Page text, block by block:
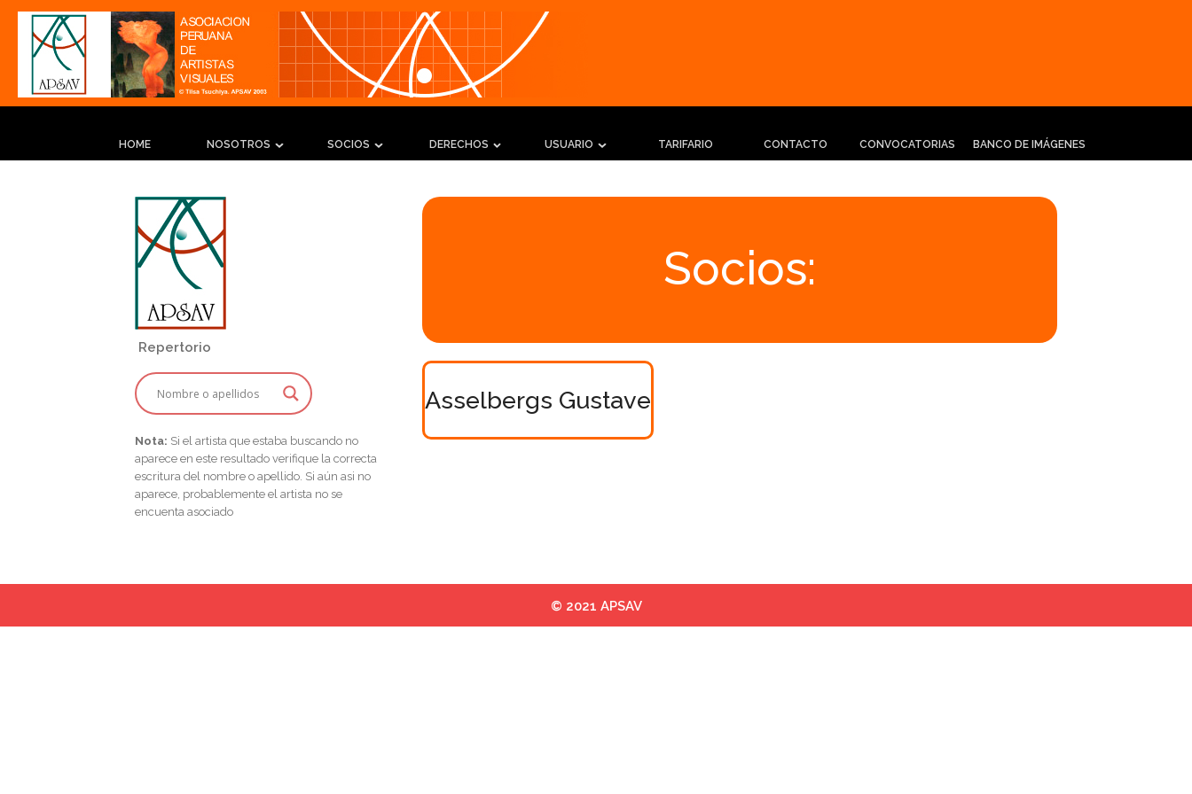
HOME NOSOTROS SOCIOS DERECHOS USUARIO TARIFARIO CONTACTO CONVOCATORIAS BANCO DE IMÁGENES
Repertorio
Nota: Si el artista que estaba buscando no
aparece en este resultado verifique la correcta
escritura del nombre o apellido. Si aún asi no
aparece, probablemente el artista no se
encuenta asociado
Socios:
Asselbergs Gustave
© 2021 APSAV